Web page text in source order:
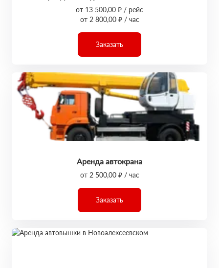
от 13 500,00 ₽ / рейс
от 2 800,00 ₽ / час
Заказать
Аренда автокрана
от 2 500,00 ₽ / час
Заказать